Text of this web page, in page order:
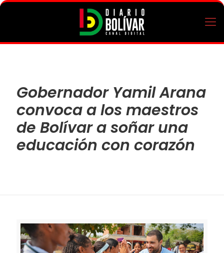
Gobernador Yamil Arana
convoca a los maestros
de Bolívar a soñar una
educación con corazón